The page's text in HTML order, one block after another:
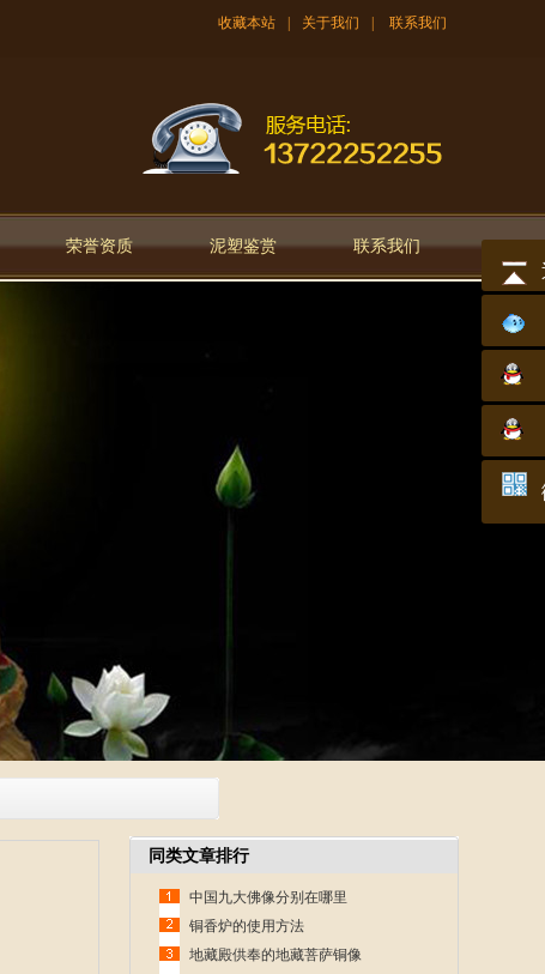
收藏本站 关于我们 联系我们
荣誉资质 泥塑鉴赏 联系我们
同类文章排行
中国九大佛像分别在哪里
铜香炉的使用方法
地藏殿供奉的地藏菩萨铜像